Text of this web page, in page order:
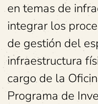
en temas de
integrar los
de gestión del
infraestructura
cargo de la
Programa de